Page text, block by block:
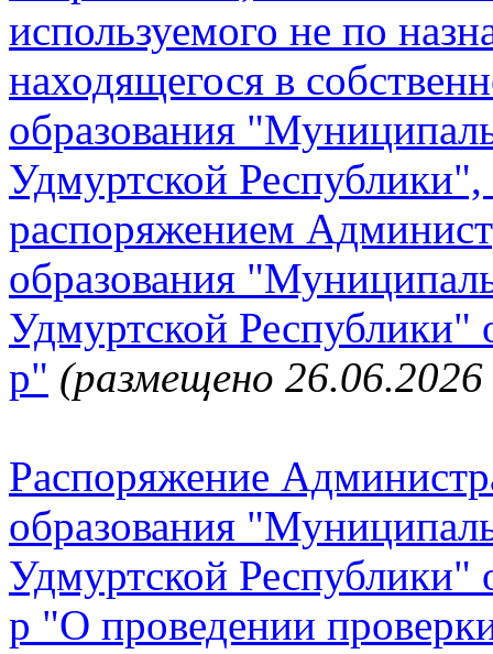
используемого не по
находящегося в
образования
Удмуртской
распоряжением
образования
Удмуртской Республики"
р" (размещено 26.06.2026
Распоряжение
образования
Удмуртской Республики"
р "О проведении